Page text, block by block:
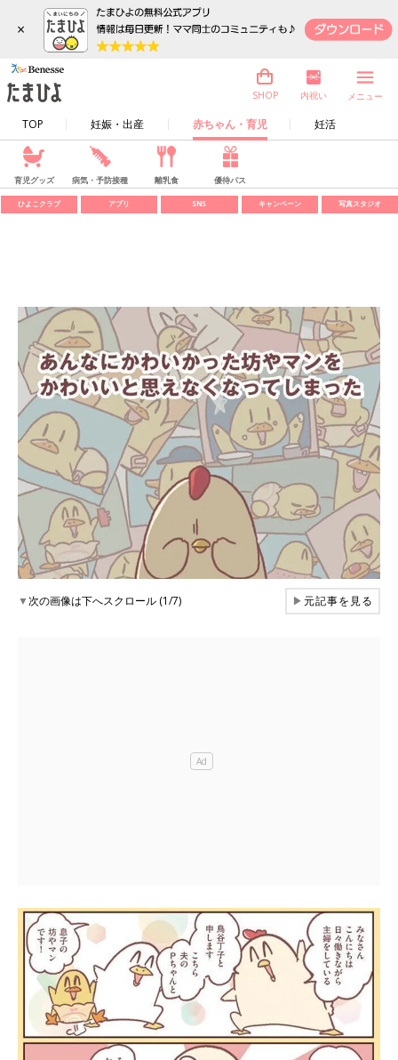
×
TOP 妊娠・出産 赤ちゃん・育児 妊活
SHOP 内祝い メニュー
育児グッズ 病気・予防接種 離乳食 優待パス
ひよこクラブ アプリ SNS キャンペーン 写真スタジオ
▼次の画像は下へスクロール (1/7) ▶元記事を見る